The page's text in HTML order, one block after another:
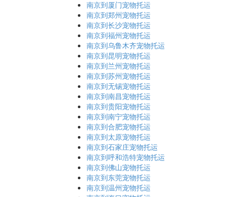
南京到厦门宠物托运
南京到郑州宠物托运
南京到长沙宠物托运
南京到福州宠物托运
南京到乌鲁木齐宠物托运
南京到昆明宠物托运
南京到兰州宠物托运
南京到苏州宠物托运
南京到无锡宠物托运
南京到南昌宠物托运
南京到贵阳宠物托运
南京到南宁宠物托运
南京到合肥宠物托运
南京到太原宠物托运
南京到石家庄宠物托运
南京到呼和浩特宠物托运
南京到佛山宠物托运
南京到东莞宠物托运
南京到温州宠物托运